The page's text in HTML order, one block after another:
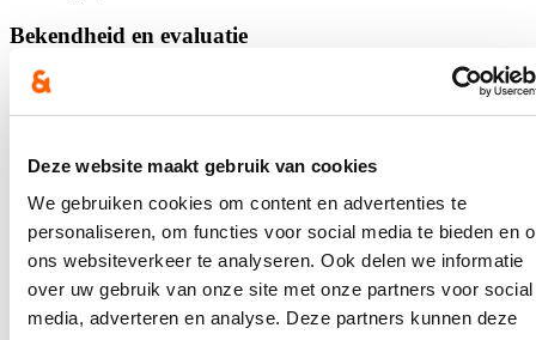
Deze website maakt gebruik van cookies
We gebruiken cookies om content en advertenties te
personaliseren, om functies voor social media te bieden en
ons websiteverkeer te analyseren. Ook delen we informatie
over uw gebruik van onze site met onze partners voor social
media, adverteren en analyse. Deze partners kunnen deze
Bekendheid en evaluatie
“De meeste mensen blijven liefst zo zelfstandig mogelijk wonen en
in hun vertrouwde omgeving. Als men toch zorgbehoevend wordt,
naasten. Een zorgwoning, in het bijzonder als die nabij een
Schryvers, “Toch bereiken me berichten dat de mogelijkheid van
een zorgwoning in een bijgebouw nog niet bij alle lokale besturen
even goed bekend is. Daarnaast mag zo’n zorgwoning zonder
vergunning maximum zes jaar blijven staan. Dat kan een drempel
vormen, zeker bij een langdurige zorgsituatie. Recent werd gestart
met de eerste evaluatie van de nieuwe regelgeving. Als daaruit blijkt